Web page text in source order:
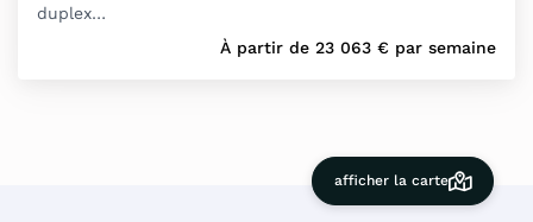
duplex…
À partir de 23 063 € par semaine
afficher la carte